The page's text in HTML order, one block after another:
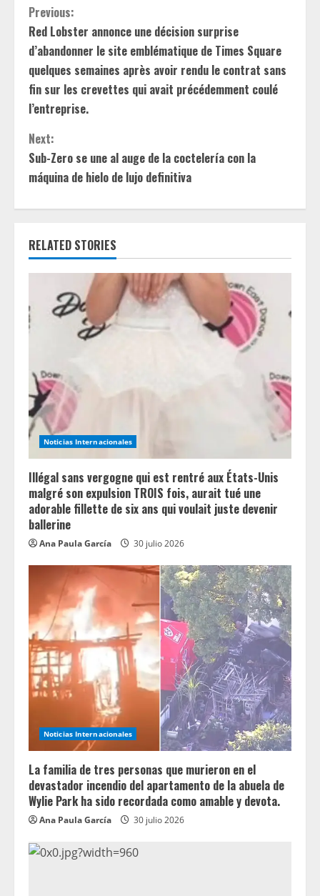
C
o
n
t
i
n
R
a
i
n
g
Previous:
Red Lobster annonce une décision surprise
d’abandonner le site emblématique de Times Square
quelques semaines après avoir rendu le contrat sans
fin sur les crevettes qui avait précédemment coulé
l’entreprise.
Next:
Sub-Zero se une al auge de la coctelería con la
máquina de hielo de lujo definitiva
RELATED STORIES
Noticias Internacionales
Illégal sans vergogne qui est rentré aux États-Unis
malgré son expulsion TROIS fois, aurait tué une
adorable fillette de six ans qui voulait juste devenir
ballerine
Ana Paula García 30 julio 2026
Noticias Internacionales
La familia de tres personas que murieron en el
devastador incendio del apartamento de la abuela de
Wylie Park ha sido recordada como amable y devota.
Ana Paula García 30 julio 2026